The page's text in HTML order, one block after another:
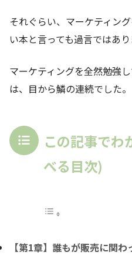
それぐらい、マーケティン
い本と言っても過言ではあり
マーケティングを全然勉強
は、目から鱗の連続でした。
この記事でわ
べる目次)
【第1章】誰もが販売に関わ